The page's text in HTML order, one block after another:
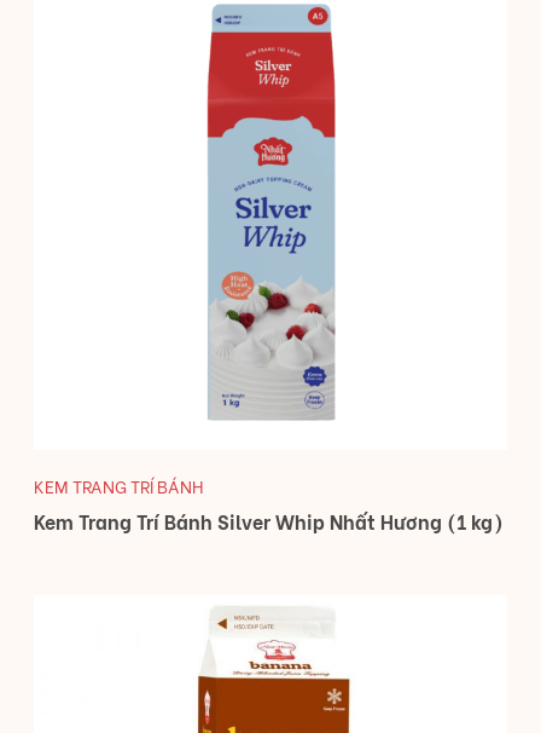
KEM TRANG TRÍ BÁNH
Kem Trang Trí Bánh Silver Whip Nhất Hương (1 kg)